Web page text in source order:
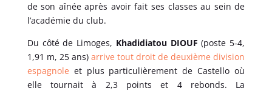
de son aînée après avoir fait ses classes au sein de
l’académie du club.
Du côté de Limoges, Khadidiatou DIOUF (poste 5-4,
1,91 m, 25 ans) arrive tout droit de deuxième division
espagnole et plus particulièrement de Castello où
elle tournait à 2,3 points et 4 rebonds. La